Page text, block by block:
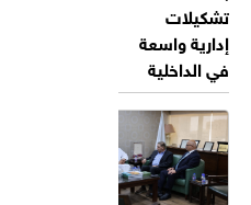
تشكيلات
إدارية واسعة
في الداخلية